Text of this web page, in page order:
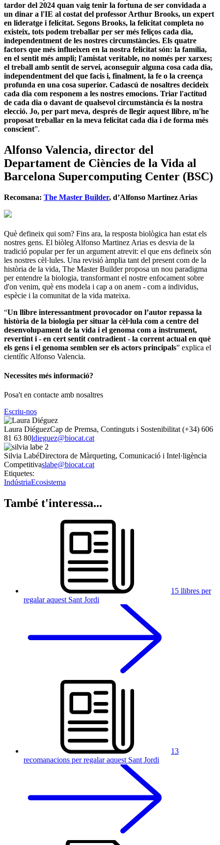
tardor del 2024 quan vaig tenir la fortuna de ser convidada a
un dinar a l'IE al costat del professor Arthur Brooks, un expert
en lideratge i felicitat. Segons Brooks, la felicitat completa no
existeix, tots podem treballar per ser més feliços cada dia,
independentment de les nostres circumstàncies. Els quatre
factors que més influeixen en la nostra felicitat són: la família,
en el sentit més ampli; l'amistat veritable, no només per xarxes;
el treball amb sentit de servei, aconseguir alguna cosa cada dia,
independentment del que facis i, finalment, la fe o la creença
profunda en una cosa superior. Cadascú de nosaltres decideix
cada dia com responem a les nostres emocions. Triar l'actitud
de cada dia o davant de qualsevol circumstància és la nostra
elecció. Jo, per part meva, després de llegir aquest llibre, m'he
proposat treballar en la meva felicitat cada dia i de forma més
conscient”.
Alfonso Valencia, director del
Departament de Ciències de la Vida al
Barcelona Supercomputing Center (BSC)
Recomana: The Master Builder, d’Alfonso Martinez Arias
Què defineix qui som? Fins ara, la resposta biològica han estat els
nostres gens. El biòleg Alfonso Martinez Arias es desvia de la
tradició popular per fer un argument atrevit: el que ens defineix són
les nostres cèl·lules. Una revisió àmplia tant del present com de la
història de la vida, The Master Builder proposa un nou paradigma
per entendre la biologia, transformant el nostre enfocament sobre
d'on venim, què ens modela i cap a on anem - com a individus,
espècie i la comunitat de la vida mateixa.
“Un llibre interessantment provocador on l’autor repassa la
història de la biologia per situar la cèl·lula com a centre del
desenvolupament de la vida i el genoma com a instrument,
revertint i - en cert sentit contradient - la corrent actual en què
els gens i el genoma semblen ser els actors principals” explica el
científic Alfonso Valencia.
Necessites més informació?
Posa't en contacte amb nosaltres
Escriu-nos
Laura DiéguezCap de Premsa, Continguts i Sostenibilitat (+34) 606
81 63 80ldieguez@biocat.cat
Silvia LabéDirectora de Màrqueting, Comunicació i Intel·ligència
Competitivaslabe@biocat.cat
Etiquetes:
IndústriaEcosistema
També t'interessa...
15 llibres per
regalar aquest Sant Jordi
13
recomanacions per regalar aquest Sant Jordi